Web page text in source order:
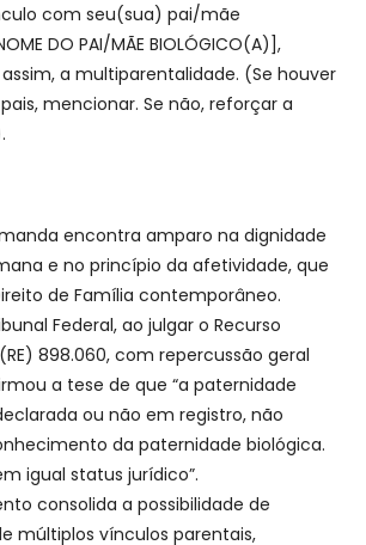
com seu(sua) pai/mãe
DO PAI/MÃE BIOLÓGICO(A)],
a multiparentalidade. (Se houver
mencionar. Se não, reforçar a
encontra amparo na dignidade
e no princípio da afetividade, que
de Família contemporâneo.
Federal, ao julgar o Recurso
898.060, com repercussão geral
a tese de que “a paternidade
ou não em registro, não
da paternidade biológica.
igual status jurídico”.
consolida a possibilidade de
múltiplos vínculos parentais,